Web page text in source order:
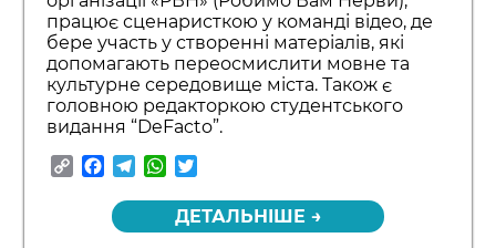
працює сценаристкою у команді відео, де
бере участь у створенні матеріалів, які
допомагають переосмислити мовне та
культурне середовище міста. Також є
головною редакторкою студентського
видання “DeFacto”.
CopyFacebook
TelegramWhatsApp
ДЕТАЛЬНІШЕ →